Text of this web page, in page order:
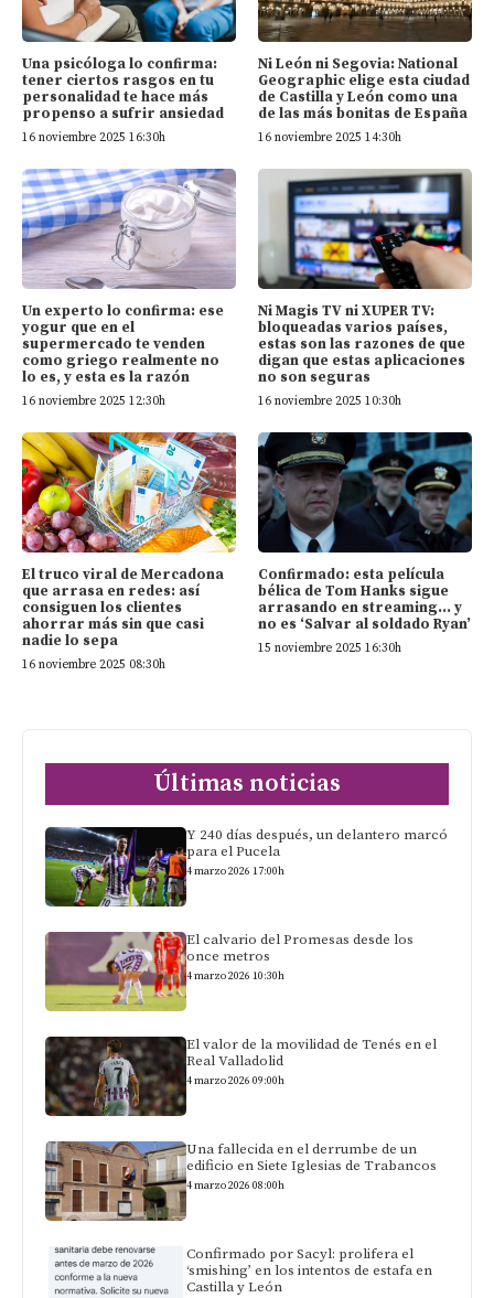
Una psicóloga lo confirma:
tener ciertos rasgos en tu
personalidad te hace más
propenso a sufrir ansiedad
16 noviembre 2025 16:30h
Ni León ni Segovia: National
Geographic elige esta ciudad
de Castilla y León como una
de las más bonitas de España
16 noviembre 2025 14:30h
Un experto lo confirma: ese
yogur que en el
supermercado te venden
como griego realmente no
lo es, y esta es la razón
16 noviembre 2025 12:30h
Ni Magis TV ni XUPER TV:
bloqueadas varios países,
estas son las razones de que
digan que estas aplicaciones
no son seguras
16 noviembre 2025 10:30h
El truco viral de Mercadona
que arrasa en redes: así
consiguen los clientes
ahorrar más sin que casi
nadie lo sepa
16 noviembre 2025 08:30h
Confirmado: esta película
bélica de Tom Hanks sigue
arrasando en streaming… y
no es ‘Salvar al soldado Ryan’
15 noviembre 2025 16:30h
Últimas noticias
Y 240 días después, un delantero marcó
para el Pucela
4 marzo 2026 17:00h
El calvario del Promesas desde los
once metros
4 marzo 2026 10:30h
El valor de la movilidad de Tenés en el
Real Valladolid
4 marzo 2026 09:00h
Una fallecida en el derrumbe de un
edificio en Siete Iglesias de Trabancos
4 marzo 2026 08:00h
Confirmado por Sacyl: prolifera el
‘smishing’ en los intentos de estafa en
Castilla y León